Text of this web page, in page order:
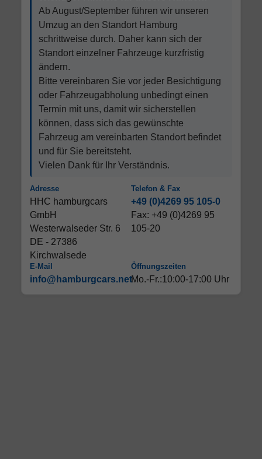
Ab August/September führen wir unseren
Umzug an den Standort Hamburg
schrittweise durch. Daher kann sich der
Standort einzelner Fahrzeuge kurzfristig
ändern.
Bitte vereinbaren Sie vor jeder Besichtigung
oder Fahrzeugabholung unbedingt einen
Termin mit uns, damit wir sicherstellen
können, dass sich das gewünschte
Fahrzeug am vereinbarten Standort befindet
und für Sie bereitsteht.
Vielen Dank für Ihr Verständnis.
Adresse
HHC hamburgcars
GmbH
Westerwalseder Str. 6
DE - 27386
Kirchwalsede
Telefon & Fax
+49 (0)4269 95 105-0
Fax: +49 (0)4269 95
105-20
E-Mail
info@hamburgcars.net
Öffnungszeiten
Mo.-Fr.:10:00-17:00 Uhr